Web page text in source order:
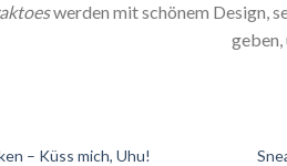
werden mit schönem Design,
geben,
– Küss mich, Uhu!